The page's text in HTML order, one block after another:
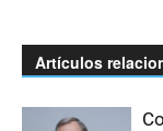
Artículos